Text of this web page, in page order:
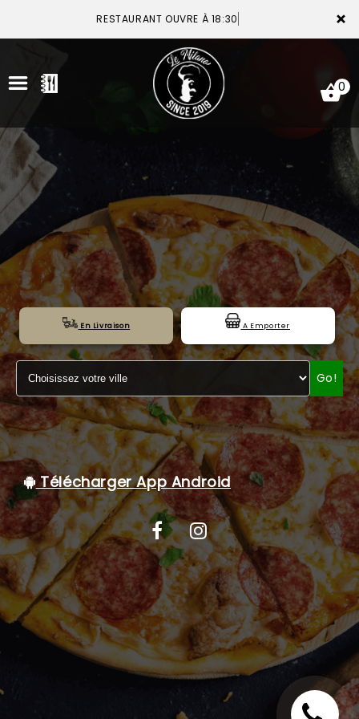
×
RESTAURANT OUVRE À 18:30
ACCUEIL
LA CARTE
VOTRE COMPTE
NOTRE RESTAURANT
VOS AVIS
MENTIONS LÉGALES
C.G.V
0
En Livraison A Emporter
Go!
Télécharger App Android